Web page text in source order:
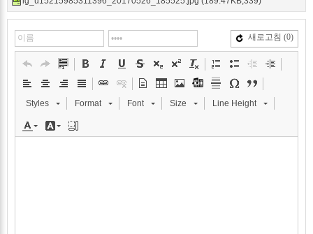
새로고침 (0)
Styles Format Font Size Line Height